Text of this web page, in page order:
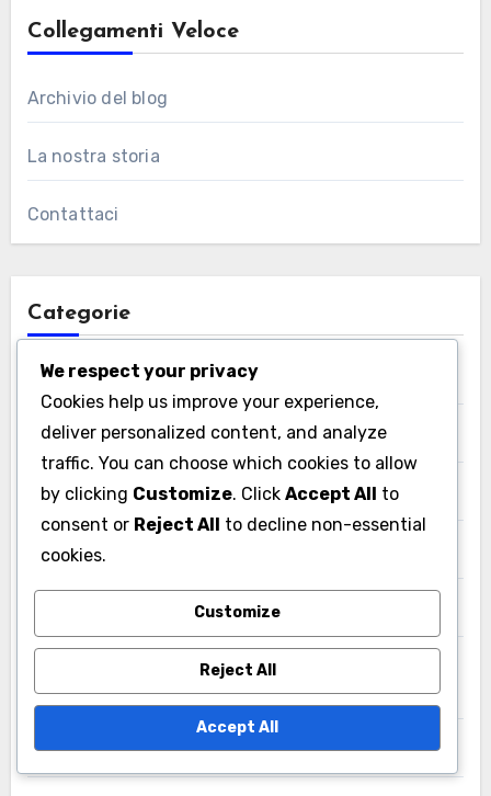
Collegamenti Veloce
Archivio del blog
La nostra storia
Contattaci
Categorie
Media e Statistiche sul Cricket in Bulgaria
Media e Statistiche sul Cricket in Francia
Media e Statistiche sul Cricket in Giappone
Statistiche dei Giocatori di Cricket Cechi
Statistiche dei Giocatori di Cricket del Bangladesh
Statistiche dei Giocatori di Cricket della Corea del
Sud
Statistiche dei Giocatori di Cricket della Thailandia
We respect your privacy
Cookies help us improve your experience,
deliver personalized content, and analyze
traffic. You can choose which cookies to allow
by clicking Customize. Click Accept All to
consent or Reject All to decline non-essential
cookies.
Customize
Reject All
Accept All